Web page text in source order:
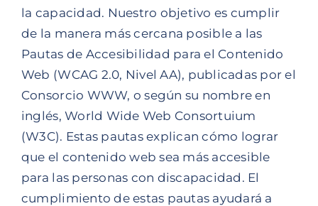
la capacidad. Nuestro objetivo es cumplir
de la manera más cercana posible a las
Pautas de Accesibilidad para el Contenido
Web (WCAG 2.0, Nivel AA), publicadas por el
Consorcio WWW, o según su nombre en
inglés, World Wide Web Consortuium
(W3C). Estas pautas explican cómo lograr
que el contenido web sea más accesible
para las personas con discapacidad. El
cumplimiento de estas pautas ayudará a